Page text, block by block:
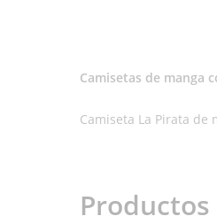
Camisetas de manga
Camiseta La Pirata